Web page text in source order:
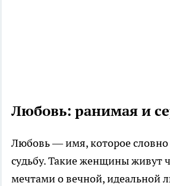
Любовь: ранимая и
Любовь — имя, которое словно
судьбу. Такие женщины живут
мечтами о вечной, идеальной